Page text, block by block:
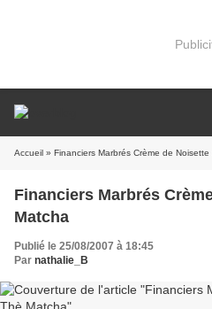
Accueil » Financiers Marbrés Crème de
Financiers Marbrés
Matcha
Publié le 25/08/2007 à 18:45
Par nathalie_B